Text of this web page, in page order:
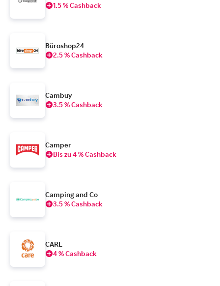
1.5 % Cashback
Büroshop24
2.5 % Cashback
Cambuy
3.5 % Cashback
Camper
Bis zu 4 % Cashback
Camping and Co
3.5 % Cashback
CARE
4 % Cashback